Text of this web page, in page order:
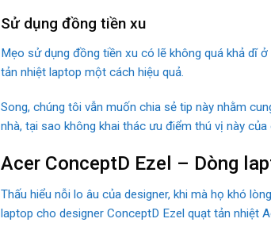
Sử dụng đồng tiền xu
Mẹo sử dụng đồng tiền xu có lẽ không quá khả dĩ
tản nhiệt laptop một cách hiệu quả.
Song, chúng tôi vẫn muốn chia sẻ tip này nhằm
nhà, tại sao không khai thác ưu điểm thú vị này của
Acer ConceptD Ezel – Dòng
Thấu hiểu nỗi lo âu của designer, khi mà họ khó
laptop cho designer ConceptD Ezel quạt tản nhiệt